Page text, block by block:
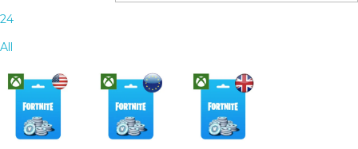
24
All